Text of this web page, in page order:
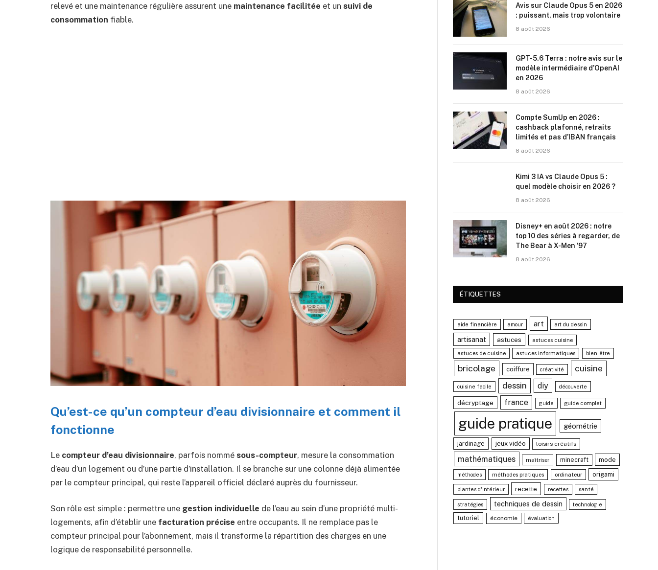
relevé et une maintenance régulière assurent une maintenance facilitée et un suivi de
consommation fiable.
Qu’est-ce qu’un compteur d’eau divisionnaire et comment il
fonctionne
Le compteur d’eau divisionnaire, parfois nommé sous-compteur, mesure la consommation
d’eau d’un logement ou d’une partie d’installation. Il se branche sur une colonne déjà alimentée
par le compteur principal, qui reste l’appareil officiel déclaré auprès du fournisseur.
Son rôle est simple : permettre une gestion individuelle de l’eau au sein d’une propriété multi-
logements, afin d’établir une facturation précise entre occupants. Il ne remplace pas le
compteur principal pour l’abonnement, mais il transforme la répartition des charges en une
logique de responsabilité personnelle.
Avis sur Claude Opus 5 en 2026
: puissant, mais trop volontaire
8 août 2026
GPT-5.6 Terra : notre avis sur le
modèle intermédiaire d’OpenAI
en 2026
8 août 2026
Compte SumUp en 2026 :
cashback plafonné, retraits
limités et pas d’IBAN français
8 août 2026
Kimi 3 IA vs Claude Opus 5 :
quel modèle choisir en 2026 ?
8 août 2026
Disney+ en août 2026 : notre
top 10 des séries à regarder, de
The Bear à X-Men ’97
8 août 2026
ÉTIQUETTES
aide financière amour art art du dessin
artisanat astuces
astuces cuisine
astuces de cuisine
astuces informatiques bien-être
bricolage coiffure créativité cuisine
cuisine facile dessin diy découverte
décryptage france guide guide complet
guide pratique géométrie
jardinage jeux vidéo loisirs créatifs
mathématiques maîtriser minecraft mode
méthodes méthodes pratiques ordinateur origami
plantes d'intérieur recette recettes santé
stratégies techniques de dessin technologie
tutoriel économie évaluation